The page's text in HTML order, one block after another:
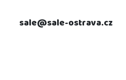
sale@sale-ostrava.cz